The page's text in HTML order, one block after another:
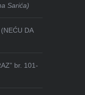
Sarića)
DA
br. 101-